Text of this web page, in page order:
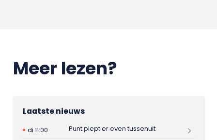
Meer lezen?
Laatste nieuws
di 11:00
Punt piept er even tussenuit